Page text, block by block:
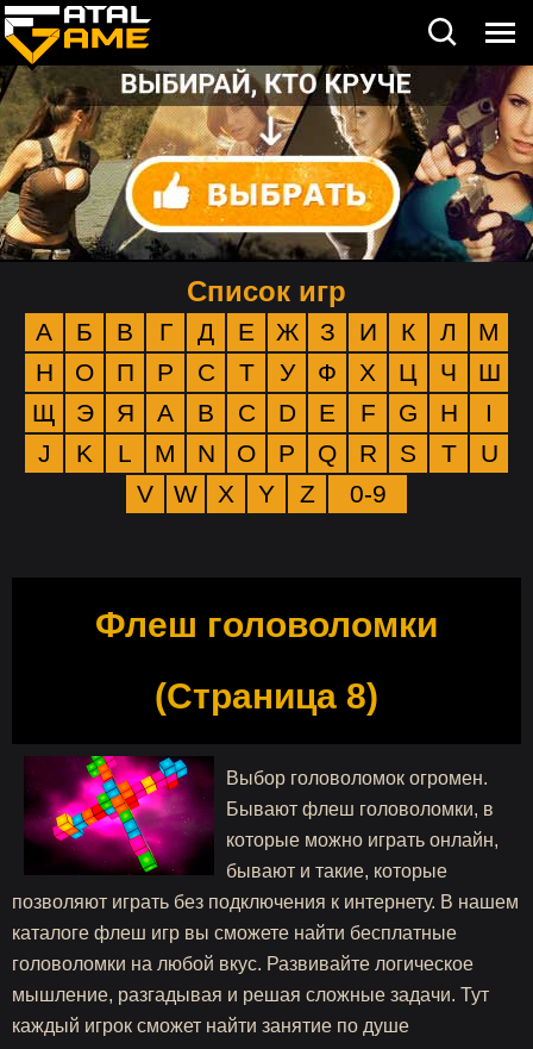
Список игр
А Б В Г Д Е Ж З И К Л
М
Н
О П Р С Т У Ф Х Ц Ч
Ш
Щ
Э Я A B C D E F G H
I
J
K L M N O P Q R S T
U
V
W X Y Z 0-9
Флеш головоломки
(Страница 8)
Выбор головоломок огромен.
Бывают флеш головоломки, в
которые можно играть онлайн,
бывают и такие, которые
позволяют играть без подключения к интернету. В нашем
каталоге флеш игр вы сможете найти бесплатные
головоломки на любой вкус. Развивайте логическое
мышление, разгадывая и решая сложные задачи. Тут
каждый игрок сможет найти занятие по душе